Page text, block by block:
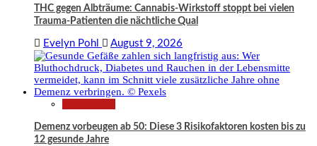
THC gegen Albträume: Cannabis-Wirkstoff stoppt bei vielen
Trauma-Patienten die nächtliche Qual
Evelyn Pohl August 9, 2026
Demenz vorbeugen ab 50: Diese 3 Risikofaktoren kosten bis zu
12 gesunde Jahre